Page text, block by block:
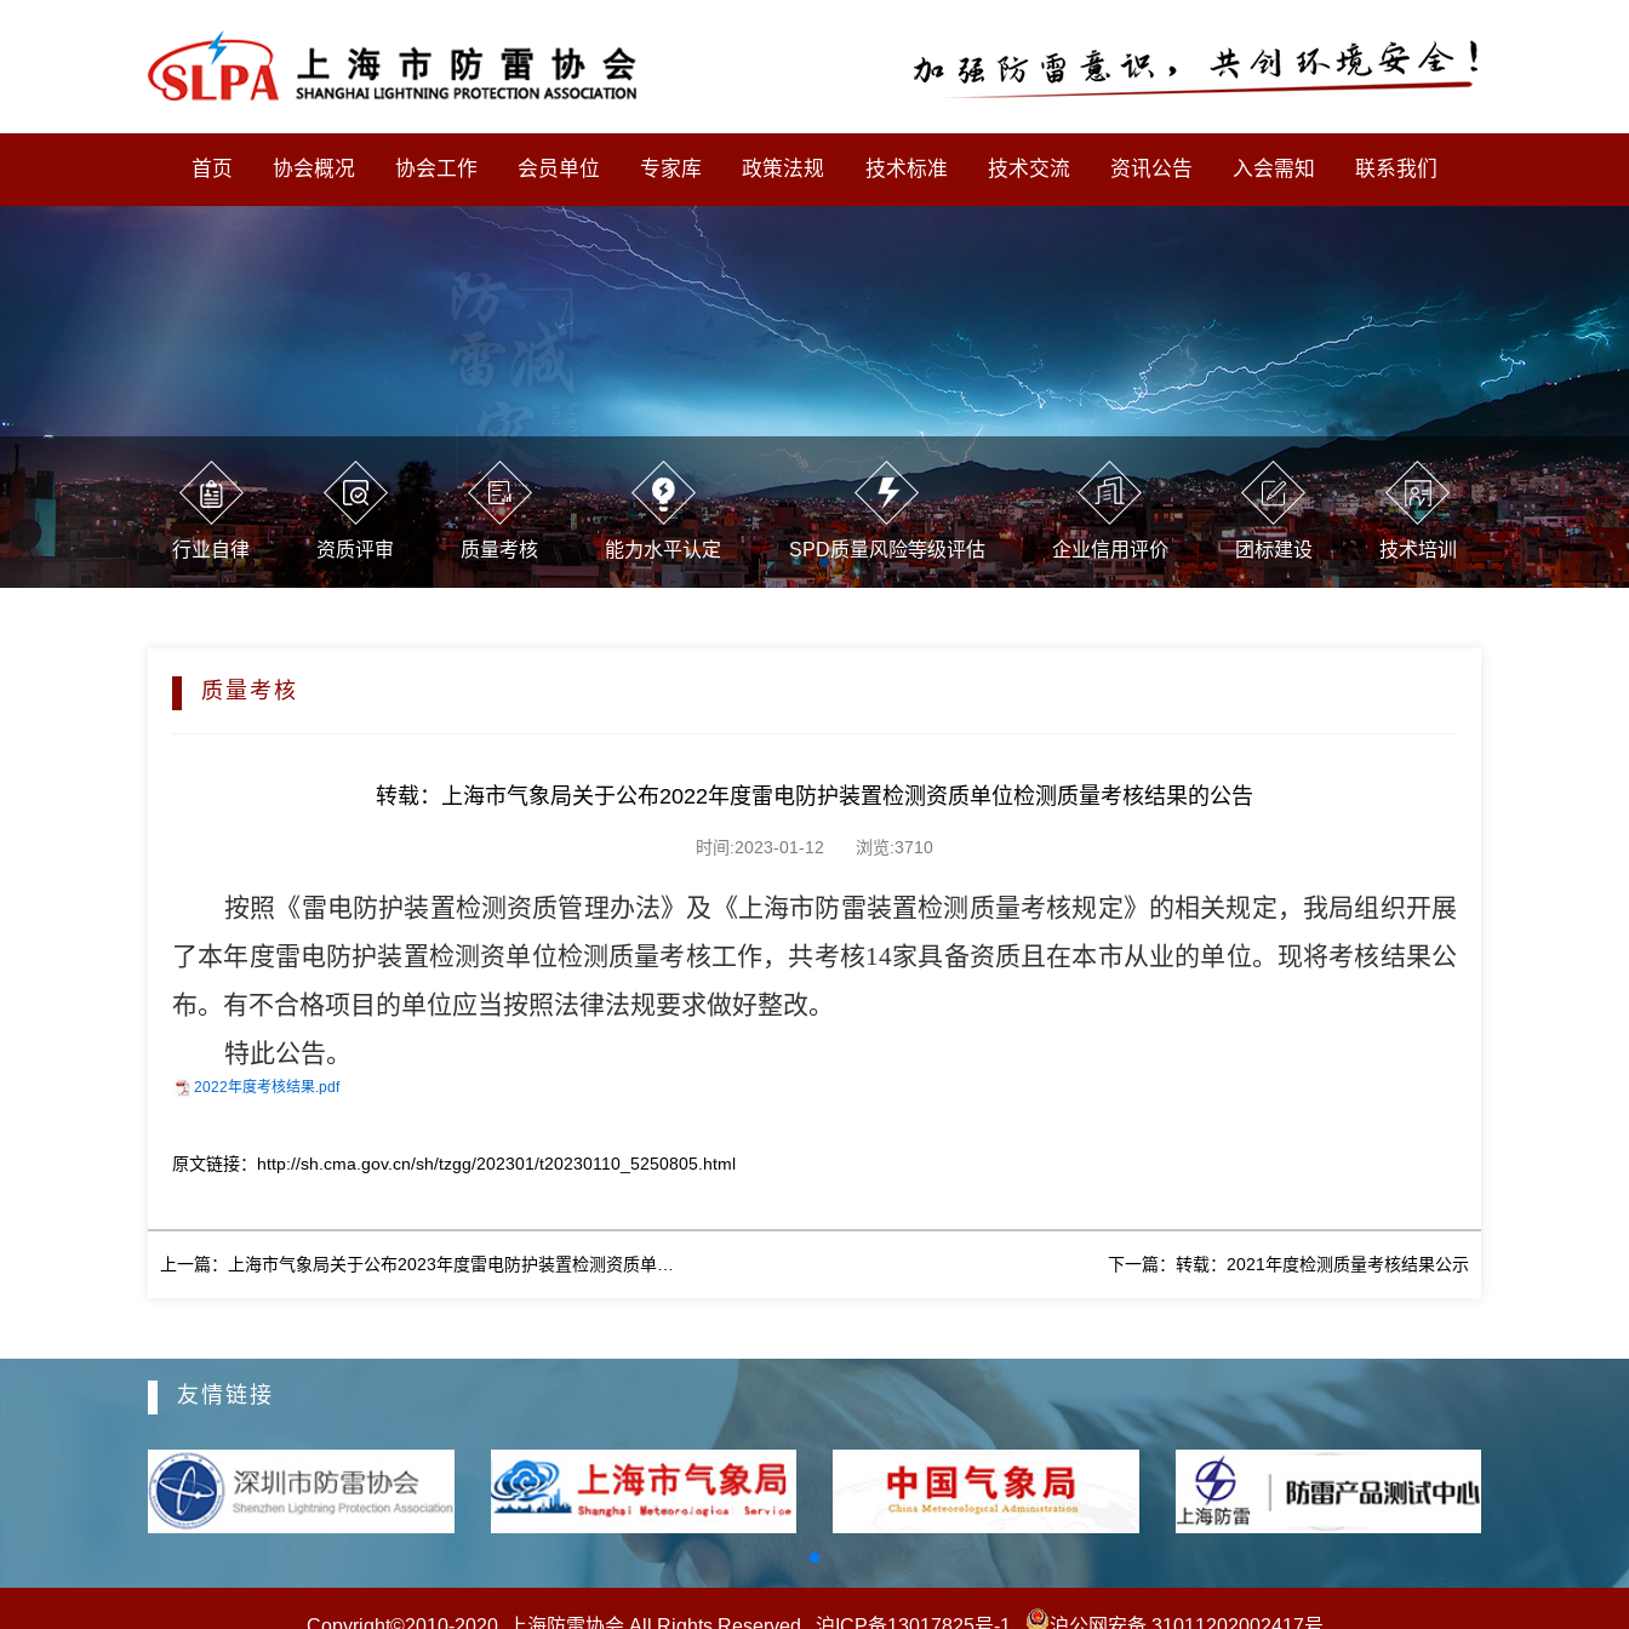
首页 协会概况 协会工作 会员单位 专家库 政策法规 技术标准 技术交流 资讯公告 入会需知 联系我们
行业自律 资质评审 质量考核 能力水平认定 SPD质量风险等级评估 企业信用评价 团标建设 技术培训
质量考核
转载：上海市气象局关于公布2022年度雷电防护装置检测资质单位检测质量考核结果的公告
时间:2023-01-12 浏览:3710
按照《雷电防护装置检测资质管理办法》及《上海市防雷装置检测质量考核规定》的相关规定， 我局组织开展
了本年度雷电防护装置检测资单位检测质量考核工作，共考核14家具备资质且在本市从业的单位。 现将考核结果公
布。 有不合格项目的单位应当按照法律法规要求做好整改。
特此公告。
2022年度考核结果.pdf
原文链接：http://sh.cma.gov.cn/sh/tzgg/202301/t20230110_5250805.html
上一篇：上海市气象局关于公布2023年度雷电防护装置检测资质单位检测质量考核结果的公告 下一篇：转载：2021年度检测质量考核结果公示
友情链接